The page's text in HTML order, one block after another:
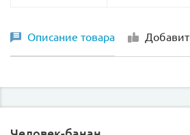
Описание товара